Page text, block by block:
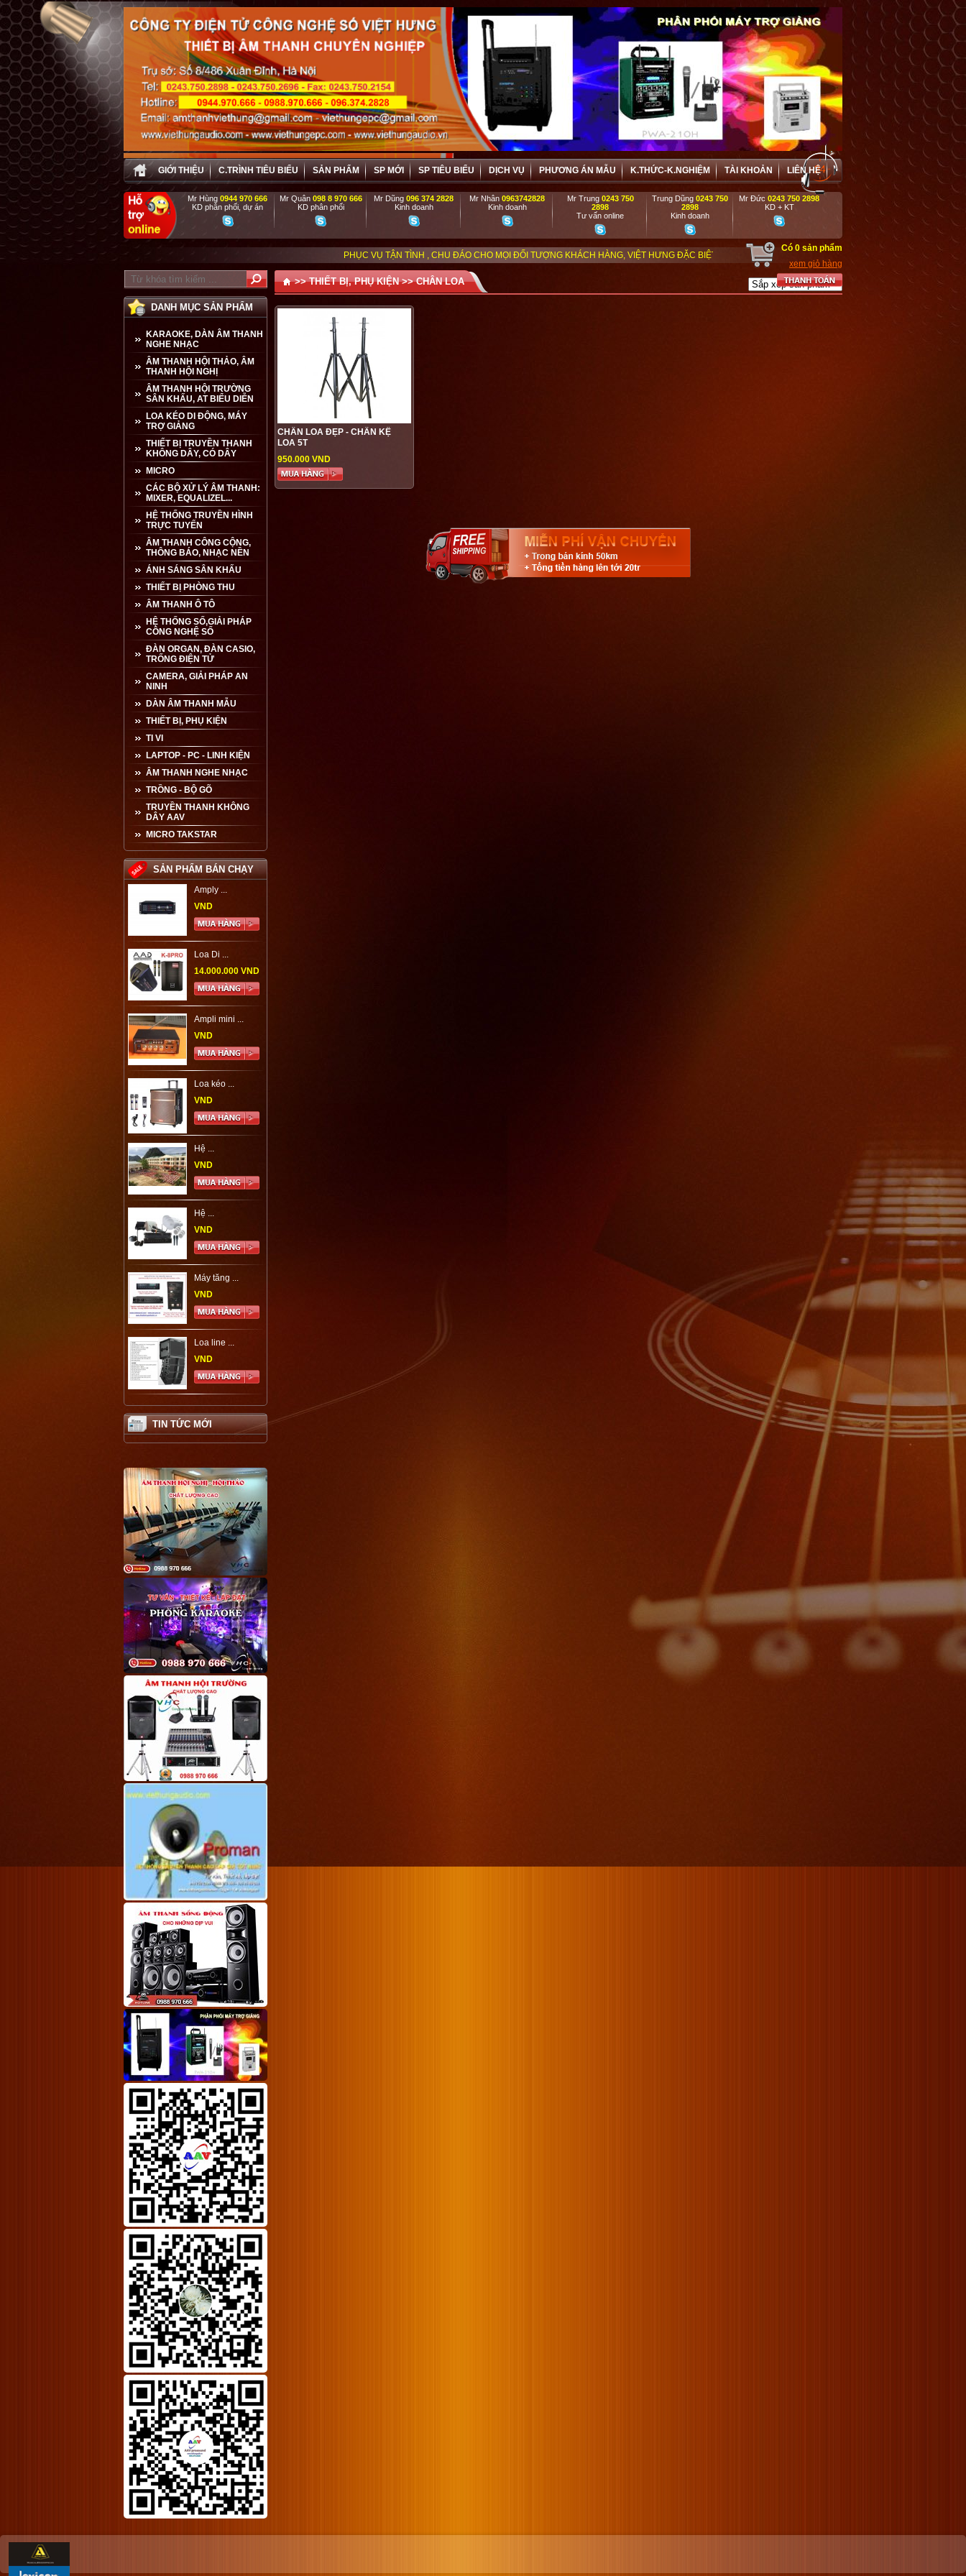
GIỚI THIỆU C.TRÌNH TIÊU BIỂU SẢN PHẨM SP MỚI SP TIÊU BIỂU DỊCH VỤ PHƯƠNG ÁN MẪU K.THỨC-K.NGHIỆM TÀI KHOẢN LIÊN HỆ
Mr Hùng0944 970 666
KD phân phối, dự án
Mr Quân 098 8 970 666
KD phân phối
Mr Dũng096 374 2828
Kinh doanh
Mr Nhân0963742828
Kinh doanh
Mr Trung 0243 750
2898
Tư vấn online
Trung Dũng 0243 750
2898
Kinh doanh
Mr Đức0243 750 2898
KD + KT
PHỤC VỤ TẬN TÌNH , CHU ĐÁO CHO MỌI ĐỐI TƯỢNG KHÁCH HÀNG, VIỆT HƯNG ĐẶC BIỆT ƯU ĐÃI VÀ HỢP TÁC HIỆU QUẢ VỚI CÁC DOANH NGHIỆP, DỰ ÁN,
Có 0 sản phẩm
xem giỏ hàng
DANH MỤC SẢN PHẨM
KARAOKE, DÀN ÂM THANH
NGHE NHẠC
ÂM THANH HỘI THẢO, ÂM
THANH HỘI NGHỊ
ÂM THANH HỘI TRƯỜNG
SÂN KHẤU, AT BIỂU DIỄN
LOA KÉO DI ĐỘNG, MÁY
TRỢ GIẢNG
THIẾT BỊ TRUYỀN THANH
KHÔNG DÂY, CÓ DÂY
MICRO
CÁC BỘ XỬ LÝ ÂM THANH:
MIXER, EQUALIZEL...
HỆ THỐNG TRUYỀN HÌNH
TRỰC TUYẾN
ÂM THANH CÔNG CỘNG,
THÔNG BÁO, NHẠC NỀN
ÁNH SÁNG SÂN KHẤU
THIẾT BỊ PHÒNG THU
ÂM THANH Ô TÔ
HỆ THỐNG SỐ,GIẢI PHÁP
CÔNG NGHỆ SỐ
ĐÀN ORGAN, ĐÀN CASIO,
TRỐNG ĐIỆN TỬ
CAMERA, GIẢI PHÁP AN
NINH
DÀN ÂM THANH MẪU
THIẾT BỊ, PHỤ KIỆN
TI VI
LAPTOP - PC - LINH KIỆN
ÂM THANH NGHE NHẠC
TRỒNG - BỘ GÕ
TRUYỀN THANH KHÔNG
DÂY AAV
MICRO TAKSTAR
SẢN PHẨM BÁN CHẠY
Amply ...
VND
Loa Di ...
14.000.000 VND
Ampli mini ...
VND
Loa kéo ...
VND
Hệ ...
VND
Hệ ...
VND
Máy tăng ...
VND
Loa line ...
VND
TIN TỨC MỚI
>>THIẾT BỊ, PHỤ KIỆN>>CHÂN LOA
CHÂN LOA ĐẸP - CHÂN KỆ
LOA 5T
950.000 VND